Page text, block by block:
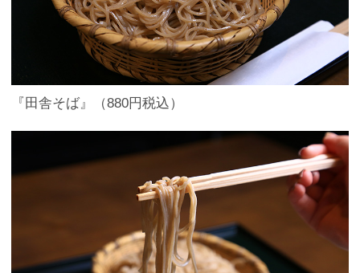
『田舎そば』（880円税込）